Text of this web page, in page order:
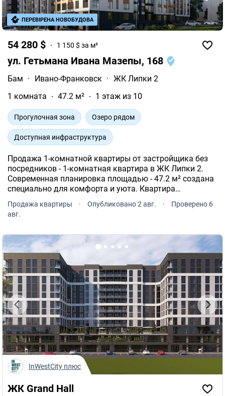
54 280 $ 1 150 $ за м²
ул. Гетьмана Ивана Мазепы, 168
Бам · Ивано-Франковск · ЖК Липки 2
1 комната
47.2 м² 1 этаж из 10
Прогулочная зона Озеро рядом
Доступная инфраструктура
Продажа 1-комнатной квартиры от застройщика без
посредников - 1-комнатная квартира в ЖК Липки 2.
Современная планировка площадью - 47.2 м² создана
специально для комфорта и уюта. Квартира
расположена на типовом этаже 10-и этажного дома.
Продажа квартиры · Опубликовано 2 авг. ·
Проверено 6
авг.
ПЕРЕВІРЕНА НОВОБУДОВА
ЖК Grand Hall
InWestCity плюс